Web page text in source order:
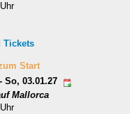
Tickets
Start
So, 03.01.27
Mallorca